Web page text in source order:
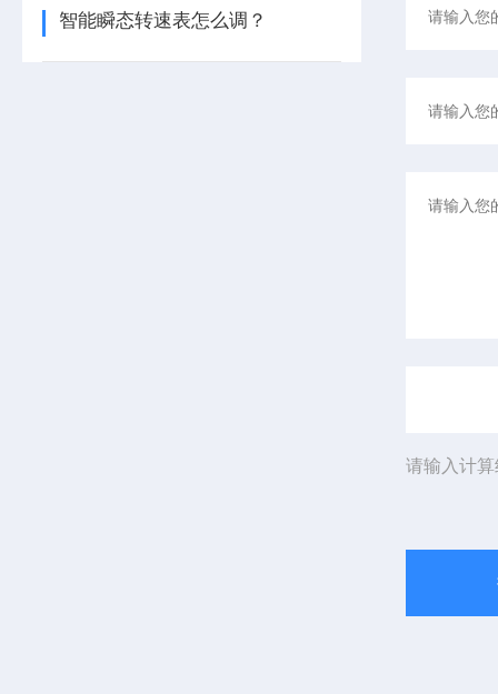
智能瞬态转速表怎么调？
请输入计